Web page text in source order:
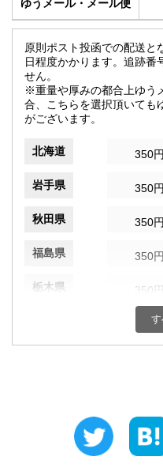
ゆうメール・メール便
原則ポスト投函での配送と
日程度かかります。追跡番
せん。
※重量や厚みの都合上ゆう
合、こちらを選択頂いても
がございます。
北海道 350円
岩手県 350円
秋田県 350円
福島県 350円
栃木県 350円
350円
350円
350円